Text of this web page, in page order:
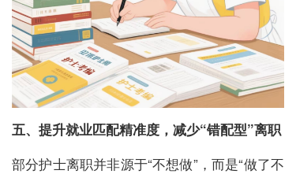
五、提升就业匹配精准度，减少“错配型”离职
部分护士离职并非源于“不想做”，而是“做了不